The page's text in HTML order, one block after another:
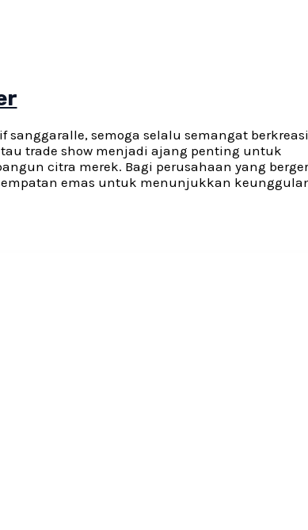
semoga selalu semangat
trade show menjadi ajang penting untuk
citra merek. Bagi perusahaan yang
emas untuk menunjukkan